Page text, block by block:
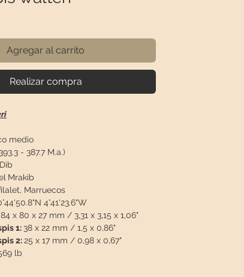
Agregar al carrito
Realizar compra
medio
- 387.7 M.a.)
Mrakib
Marruecos
4°41'23.6"W
84 x 80 x 27 mm / 3,31 x 3,15 x 1,06"
1: 38 x 22 mm / 1,5 x 0,86"
2:25 x 17 mm / 0,98 x 0,67"
lb